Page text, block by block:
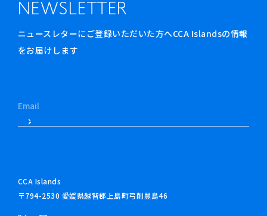
NEWSLETTER
ニュースレターにご登録いただいた方へCCA Islandsの情報
をお届けします
CCA Islands
〒794-2530 愛媛県越智郡上島町弓削豊島46